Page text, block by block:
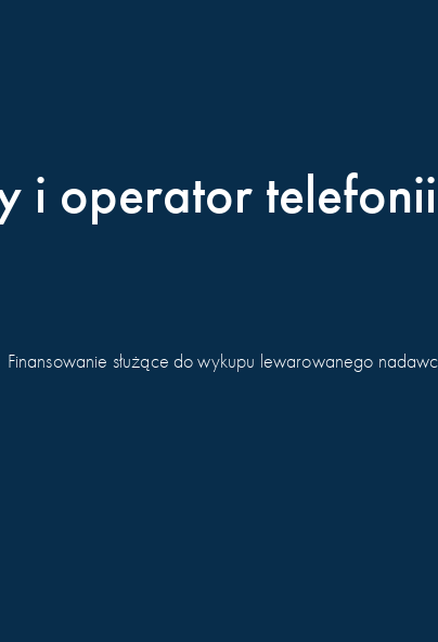
i operator
Finansowanie służące do wykupu lewarowanego